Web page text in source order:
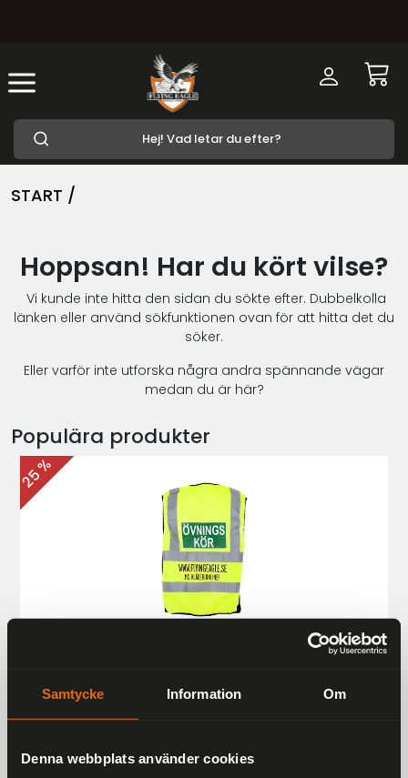
Samtycke Information Om
Denna webbplats använder cookies
START /
Hoppsan! Har du kört vilse?
Vi kunde inte hitta den sidan du sökte efter. Dubbelkolla
länken eller använd sökfunktionen ovan för att hitta det du
söker.
Eller varför inte utforska några andra spännande vägar
medan du är här?
Populära produkter
25 %
187 kr
249 kr